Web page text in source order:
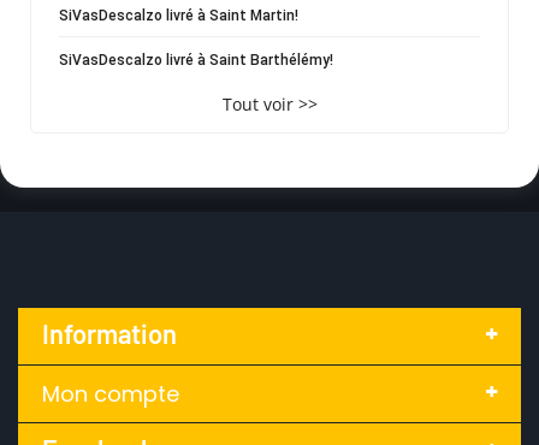
SiVasDescalzo livré à Saint Martin!
SiVasDescalzo livré à Saint Barthélémy!
Tout voir >>
Information
Mon compte